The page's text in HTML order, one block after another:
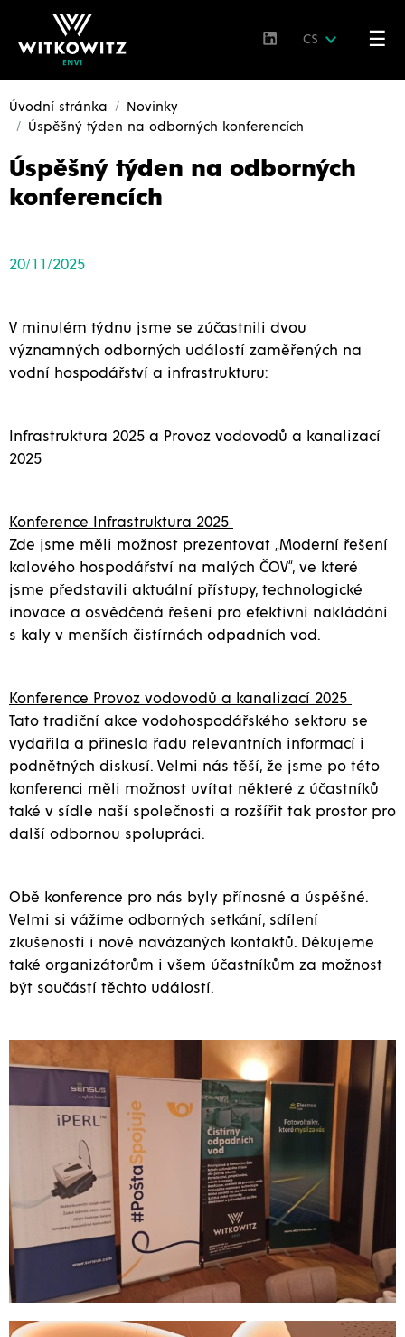
CS ☰
Úvodní stránka
Novinky
Úspěšný týden na odborných konferencích
Úspěšný týden na odborných
konferencích
20/11/2025
V minulém týdnu jsme se zúčastnili dvou
významných odborných událostí zaměřených na
vodní hospodářství a infrastrukturu:
Infrastruktura 2025 a Provoz vodovodů a kanalizací
2025
Konference Infrastruktura 2025
Zde jsme měli možnost prezentovat „Moderní řešení
kalového hospodářství na malých ČOV“, ve které
jsme představili aktuální přístupy, technologické
inovace a osvědčená řešení pro efektivní nakládání
s kaly v menších čistírnách odpadních vod.
Konference Provoz vodovodů a kanalizací 2025
Tato tradiční akce vodohospodářského sektoru se
vydařila a přinesla řadu relevantních informací i
podnětných diskusí. Velmi nás těší, že jsme po této
konferenci měli možnost uvítat některé z účastníků
také v sídle naší společnosti a rozšířit tak prostor pro
další odbornou spolupráci.
Obě konference pro nás byly přínosné a úspěšné.
Velmi si vážíme odborných setkání, sdílení
zkušeností i nově navázaných kontaktů. Děkujeme
také organizátorům i všem účastníkům za možnost
být součástí těchto událostí.